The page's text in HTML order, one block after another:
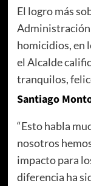
El logro más
Administración
homicidios, en
el Alcalde
tranquilos,
Santiago
“Esto habla
nosotros
impacto para
diferencia ha